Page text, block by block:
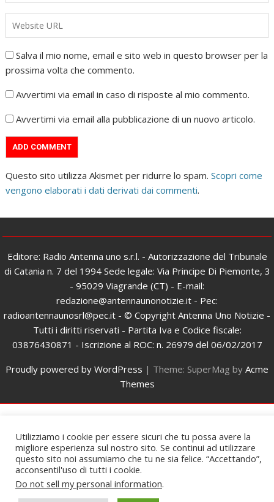
Salva il mio nome, email e sito web in questo browser per la
prossima volta che commento.
Avvertimi via email in caso di risposte al mio commento.
Avvertimi via email alla pubblicazione di un nuovo articolo.
Questo sito utilizza Akismet per ridurre lo spam.Scopri come
vengono elaborati i dati derivati dai commenti.
Editore: Radio Antenna uno s.r.l. - Autorizzazione del Tribunale
di Catania n. 7 del 1994 Sede legale: Via Principe Di Piemonte, 3
- 95029 Viagrande (CT) - E-mail:
redazione@antennaunonotizie.it - Pec:
radioantennaunosrl@pec.it - © Copyright Antenna Uno Notizie -
Tutti i diritti riservati - Partita Iva e Codice fiscale:
03876430871 - Iscrizione al ROC: n. 26979 del 06/02/2017
Proudly powered by WordPress | Theme: SuperMag by Acme
Themes
Utilizziamo i cookie per essere sicuri che tu possa avere la
migliore esperienza sul nostro sito. Se continui ad utilizzare
questo sito noi assumiamo che tu ne sia felice. “Accettando”,
acconsentil'uso di tutti i cookie.
Do not sell my personal information.